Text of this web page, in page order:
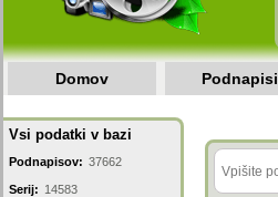
Domov Podnapisi
Vsi podatki v bazi
Podnapisov: 37662
Serij: 14583